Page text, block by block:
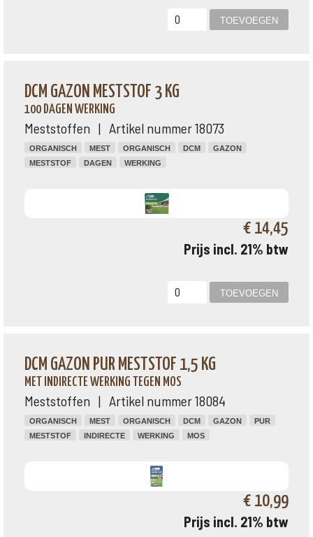
DCM GAZON MESTSTOF 3 KG
100 DAGEN WERKING
Meststoffen | Artikel nummer 18073
ORGANISCH MEST ORGANISCH DCM
GAZON
MESTSTOF
DAGEN WERKING
€ 14,45
Prijs incl. 21% btw
DCM GAZON PUR MESTSTOF 1,5 KG
MET INDIRECTE WERKING TEGEN MOS
Meststoffen | Artikel nummer 18084
ORGANISCH MEST ORGANISCH DCM GAZON
PUR
MESTSTOF
INDIRECTE WERKING MOS
€ 10,99
Prijs incl. 21% btw